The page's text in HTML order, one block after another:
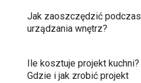
Jak zaoszczędzić podczas
urządzania wnętrz?
Ile kosztuje projekt kuchni?
Gdzie i jak zrobić projekt